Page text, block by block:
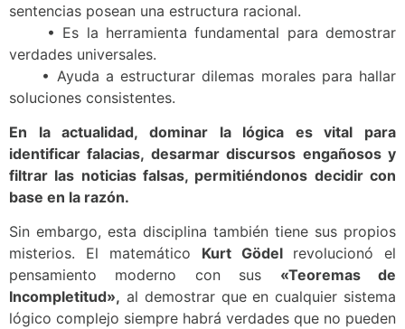
sentencias posean una estructura racional.
• Es la herramienta fundamental para demostrar
verdades universales.
• Ayuda a estructurar dilemas morales para hallar
soluciones consistentes.
En la actualidad, dominar la lógica es vital para
identificar falacias, desarmar discursos engañosos y
filtrar las noticias falsas, permitiéndonos decidir con
base en la razón.
Sin embargo, esta disciplina también tiene sus propios
misterios. El matemático Kurt Gödel revolucionó el
pensamiento moderno con sus «Teoremas de
Incompletitud», al demostrar que en cualquier sistema
lógico complejo siempre habrá verdades que no pueden